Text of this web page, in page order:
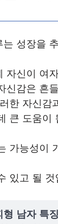
는 성장을
자신이 여
신감은 흔
한 자신감
큰 도움이
가능성이
있고 될 것
형 남자 특